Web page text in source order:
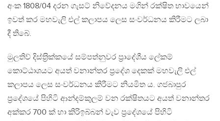
අංක 1808/04 දරන ගැසට් නිවේදනය මගින් රක්ෂිත භාවයෙන්
ඉවත් කර මහවැලි එල් කලාපය ලෙස සංවර්ධනය කිරීමට ලබා
දී තිබේ.
මුලතිව් දිස්ත‍්‍රික්කයේ සම්පත්නුවර ප‍්‍රාදේශීය ලේකම්
කොට්ඨාශයට අයත් වනාන්තර ප‍්‍රදේශ දෙකක් මහවැලි එල්
කලාපය ලෙස සංවර්ධනය කිරීමට නියමිත ය. ගජබාපුර
ප‍්‍රදේශයේ පිහිටි ආන්දම්කුලම් වන රක්ෂිතයට අයත් වනාන්තර
අක්කර 700 ක් හා කිරිඉබ්බන් වැව ප‍්‍රදේශයේ පිහිටි